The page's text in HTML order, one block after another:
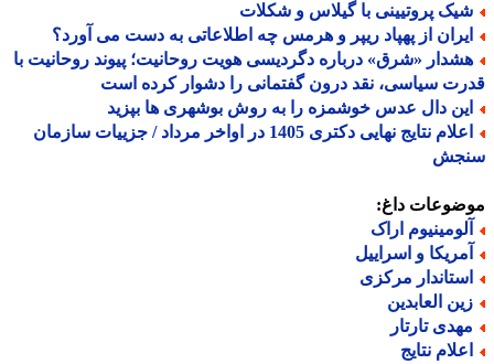
پروتیینی با گیلاس و شکلات
از پهپاد ریپر و هرمس چه اطلاعاتی به دست می آورد؟
«شرق» درباره دگردیسی هویت روحانیت؛ پیوند روحانیت با
سیاسی، نقد درون گفتمانی را دشوار کرده است
دال عدس خوشمزه را به روش بوشهری ها بپزید
اعلام نتایج نهایی دکتری 1405 در اواخر مرداد / جزییات سازمان
داغ:
اراک
و اسراییل
مرکزی
العابدین
تارتار
نتایج